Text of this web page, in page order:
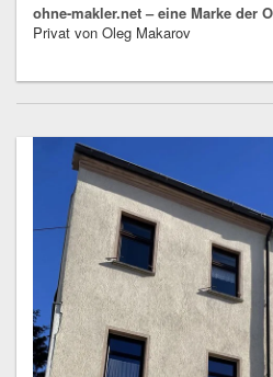
ohne-makler.net – eine Marke der
Privat von Oleg Makarov